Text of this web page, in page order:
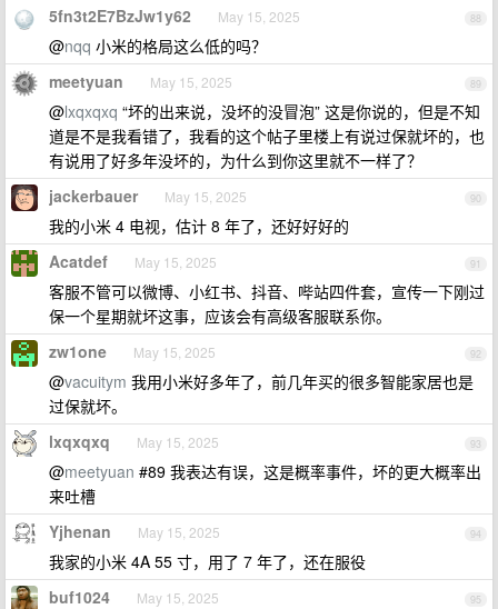
88
5fn3t2E7BzJw1y62 May 15, 2025
@nqq 小米的格局这么低的吗？
89
meetyuan May 15, 2025
@lxqxqxq “坏的出来说，没坏的没冒泡” 这是你说的，但是不知
道是不是我看错了，我看的这个帖子里楼上有说过保就坏的，也
有说用了好多年没坏的，为什么到你这里就不一样了？
90
jackerbauer May 15, 2025
我的小米 4 电视，估计 8 年了，还好好好的
91
Acatdef May 15, 2025
客服不管可以微博、小红书、抖音、哔站四件套，宣传一下刚过
保一个星期就坏这事，应该会有高级客服联系你。
92
zw1one May 15, 2025
@vacuitym 我用小米好多年了，前几年买的很多智能家居也是
过保就坏。
93
lxqxqxq May 15, 2025
@meetyuan #89 我表达有误，这是概率事件，坏的更大概率出
来吐槽
94
Yjhenan May 15, 2025
我家的小米 4A 55 寸，用了 7 年了，还在服役
95
buf1024 May 15, 2025